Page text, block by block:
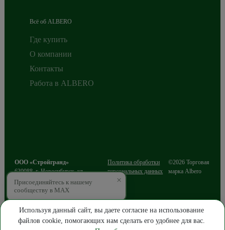
×
Присоединяйтесь к нашему
сообществу в MAX
Всё об ALBERO
Где купить
О компании
Контакты
Работа в ALBERO
ООО «Стройгранд»
630088,г. Новосибирск,ул.
Сибиряков-Гвардейцев, д.49/3, этаж
2
ИНН 5403216812
ОГРН 1085403016643
Политика обработки
персональных данных
©2026 Торговая
марка Albero
Используя данный сайт, вы даете согласие на использование
файлов cookie, помогающих нам сделать его удобнее для вас.